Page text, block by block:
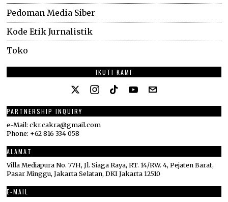
Pedoman Media Siber
Kode Etik Jurnalistik
Toko
IKUTI KAMI
PARTNERSHIP INQUIRY
e-Mail: ckr.cakra@gmail.com
Phone: +62 816 334 058
ALAMAT
Villa Mediapura No. 77H, Jl. Siaga Raya, RT. 14/RW. 4, Pejaten Barat,
Pasar Minggu, Jakarta Selatan, DKI Jakarta 12510
E-MAIL